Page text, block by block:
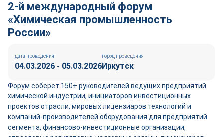
2-й международный форум
«Химическая промышленность
России»
дата проведения
04.03.2026 - 05.03.2026
город проведения
Иркутск
Форум соберёт 150+ руководителей ведущих предприятий
химической индустрии, инициаторов инвестиционных
проектов отрасли, мировых лицензиаров технологий и
компаний-производителей оборудования для предприятий
сегмента, финансово-инвестиционные организации,